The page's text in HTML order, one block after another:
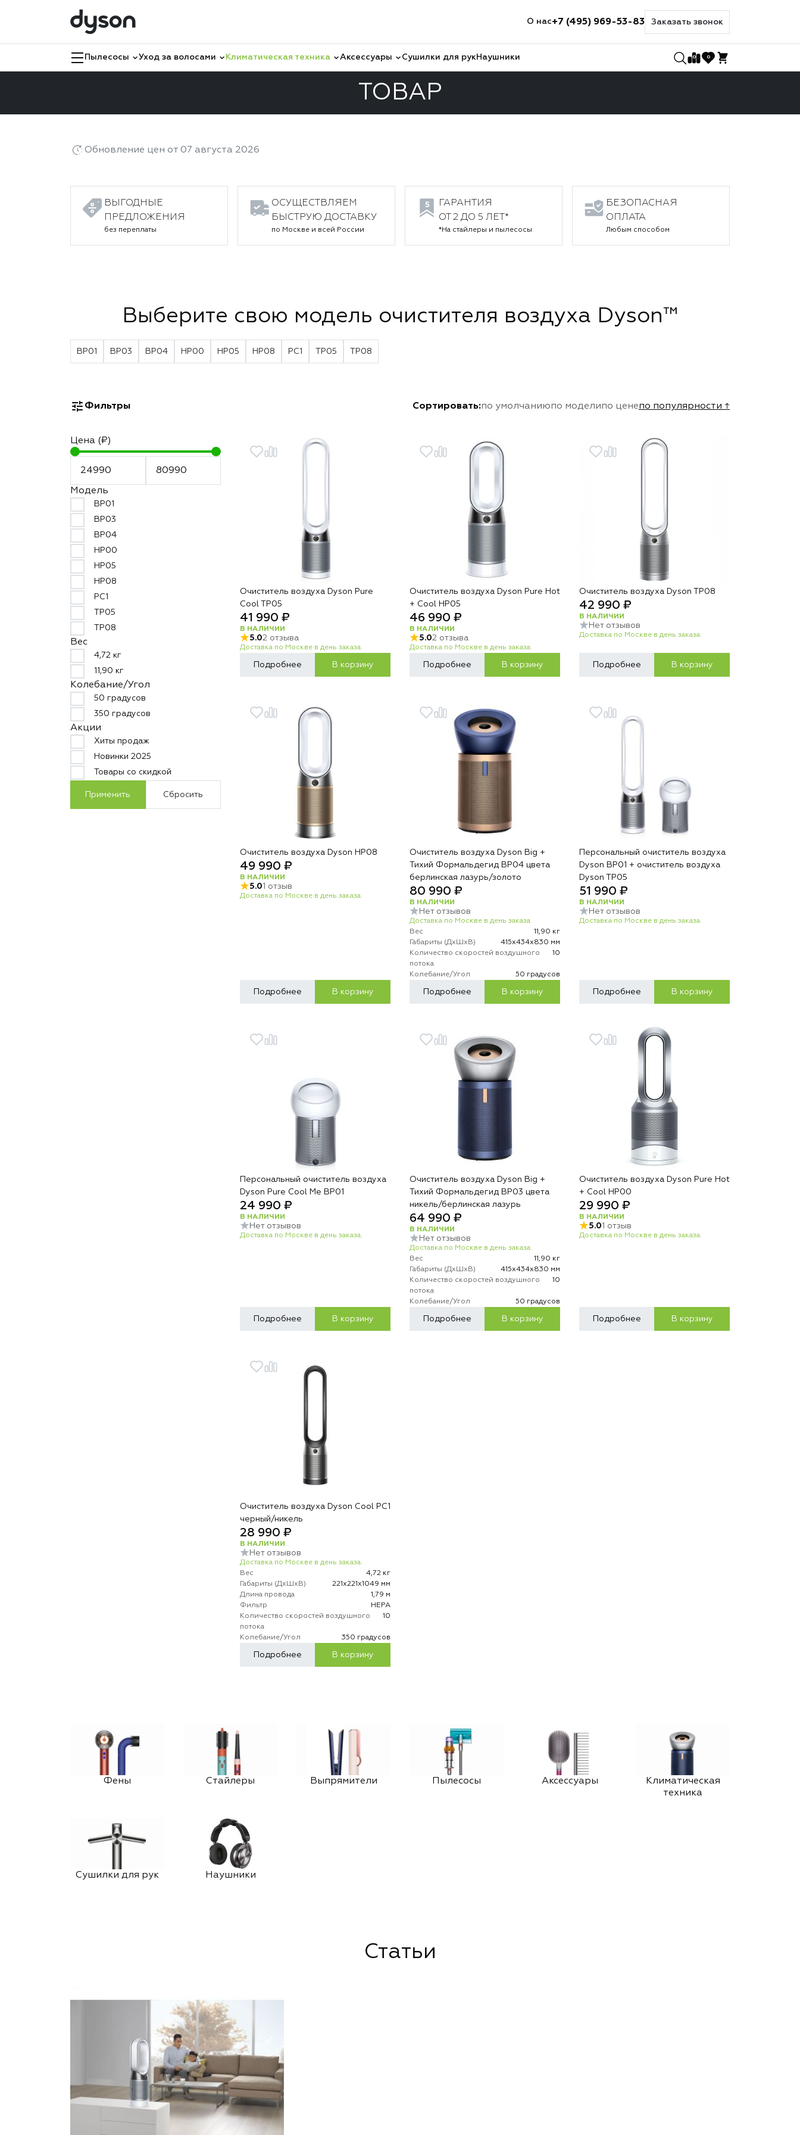
О нас+7 (495) 969-53-83 Заказать звонок
Пылесосы Уход за волосами Климатическая техника Аксессуары Сушилки для рукНаушники 0 0
ТОВАР
Обновление цен от 07 августа 2026
ВЫГОДНЫЕ
ПРЕДЛОЖЕНИЯ
без переплаты
ОСУЩЕСТВЛЯЕМ
БЫСТРУЮ ДОСТАВКУ
по Москве и всей России
ГАРАНТИЯ
ОТ 2 ДО 5 ЛЕТ*
*На стайлеры и пылесосы
БЕЗОПАСНАЯ
ОПЛАТА
Любым способом
Выберите свою модель очистителя воздуха Dyson™
BP01 BP03 BP04 HP00 HP05 HP08 PC1 TP05 TP08
Фильтры Сортировать:по умолчаниюпо моделипо ценепо популярности ↑
Цена (₽)
Модель
BP01
BP03
BP04
HP00
HP05
HP08
PC1
TP05
TP08
Вес
4,72 кг
11,90 кг
Колебание/Угол
50 градусов
350 градусов
Акции
Хиты продаж
Новинки 2025
Товары со скидкой
Применить Сбросить
Очиститель воздуха Dyson Pure
Cool TP05
41 990 ₽
В НАЛИЧИИ
5.02 отзыва
Доставка по Москве в день заказа.
Подробнее В корзину
Очиститель воздуха Dyson Pure Hot
+ Cool HP05
46 990 ₽
В НАЛИЧИИ
5.02 отзыва
Доставка по Москве в день заказа.
Подробнее В корзину
Очиститель воздуха Dyson TP08
42 990 ₽
В НАЛИЧИИ
Нет отзывов
Доставка по Москве в день заказа.
Подробнее В корзину
Очиститель воздуха Dyson HP08
49 990 ₽
В НАЛИЧИИ
5.01 отзыв
Доставка по Москве в день заказа.
Подробнее В корзину
Очиститель воздуха Dyson Big +
Тихий Формальдегид BP04 цвета
берлинская лазурь/золото
80 990 ₽
В НАЛИЧИИ
Нет отзывов
Доставка по Москве в день заказа.
Вес
11,90 кг
Габариты (ДхШхВ)
415х434х830 мм
Количество скоростей воздушного
потока
10
Колебание/Угол 50 градусов
Подробнее В корзину
Персональный очиститель воздуха
Dyson BP01 + очиститель воздуха
Dyson TP05
51 990 ₽
В НАЛИЧИИ
Нет отзывов
Доставка по Москве в день заказа.
Подробнее В корзину
Персональный очиститель воздуха
Dyson Pure Cool Me BP01
24 990 ₽
В НАЛИЧИИ
Нет отзывов
Доставка по Москве в день заказа.
Подробнее В корзину
Очиститель воздуха Dyson Big +
Тихий Формальдегид BP03 цвета
никель/берлинская лазурь
64 990 ₽
В НАЛИЧИИ
Нет отзывов
Доставка по Москве в день заказа.
Вес
11,90 кг
Габариты (ДхШхВ)
415х434х830 мм
Количество скоростей воздушного
потока
10
Колебание/Угол 50 градусов
Подробнее В корзину
Очиститель воздуха Dyson Pure Hot
+ Cool HP00
29 990 ₽
В НАЛИЧИИ
5.01 отзыв
Доставка по Москве в день заказа.
Подробнее В корзину
Очиститель воздуха Dyson Cool PC1
черный/никель
28 990 ₽
В НАЛИЧИИ
Нет отзывов
Доставка по Москве в день заказа.
Вес
4,72 кг
Габариты (ДхШхВ)
221х221х1049 мм
Длина провода
1,79 м
Фильтр
HEPA
Количество скоростей воздушного
потока
10
Колебание/Угол 350 градусов
Подробнее В корзину
Фены Стайлеры Выпрямители Пылесосы Аксессуары
Климатическая
техника
Сушилки для рук Наушники
Статьи